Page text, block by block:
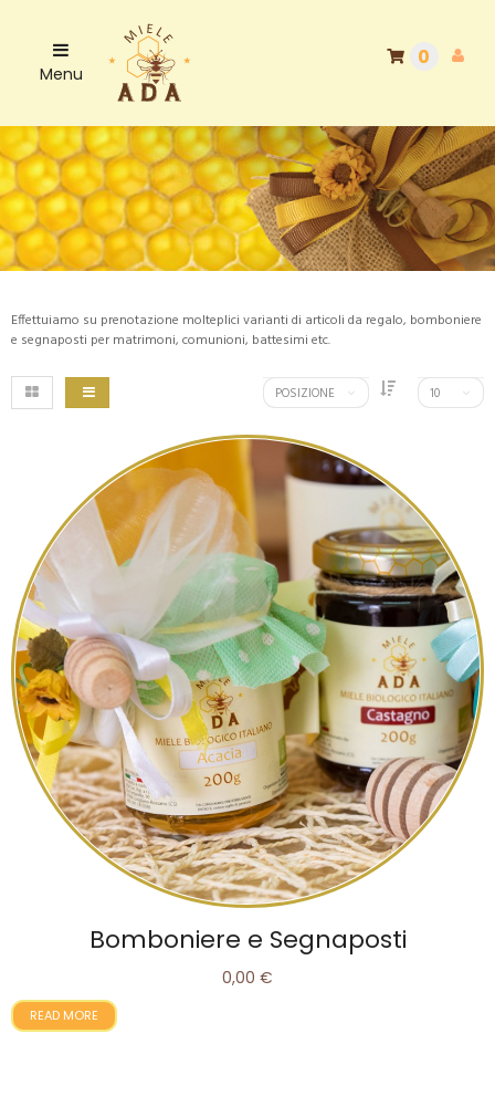
Menu
0
Effettuiamo su prenotazione molteplici varianti di articoli da regalo, bomboniere
e segnaposti per matrimoni, comunioni, battesimi etc.
10
POSIZIONE
Bomboniere e Segnaposti
0,00 €
READ MORE